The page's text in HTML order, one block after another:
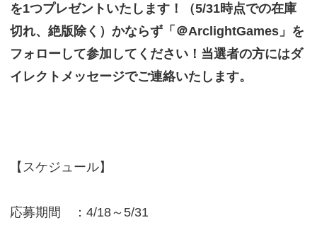
を1つプレゼントいたします！（5/31時点での在庫
切れ、絶版除く）かならず「＠ArclightGames」を
フォローして参加してください！当選者の方にはダ
イレクトメッセージでご連絡いたします。
【スケジュール】
応募期間 ：4/18～5/31